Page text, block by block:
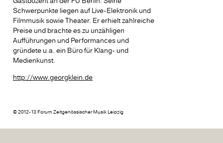
Schwerpunkte liegen auf Live-Elektronik und
Filmmusik sowie Theater. Er erhielt zahlreiche
Preise und brachte es zu unzähligen
Aufführungen und Performances und
gründete u.a. ein Büro für Klang- und
Medienkunst.
http://www.georgklein.de
© 2012-13 Forum Zeitgenössischer Musik Leipzig